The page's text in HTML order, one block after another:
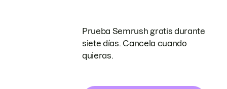
Prueba Semrush gratis durante
siete días. Cancela cuando
quieras.